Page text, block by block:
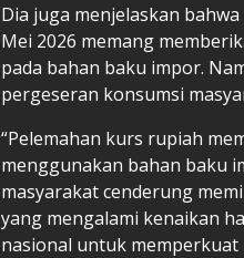
Dia juga menjelaskan
Mei 2026 memang
pada bahan baku impor.
pergeseran konsumsi
“Pelemahan kurs rupiah
menggunakan bahan baku
masyarakat cenderung
yang mengalami kenaikan
nasional untuk memperkuat